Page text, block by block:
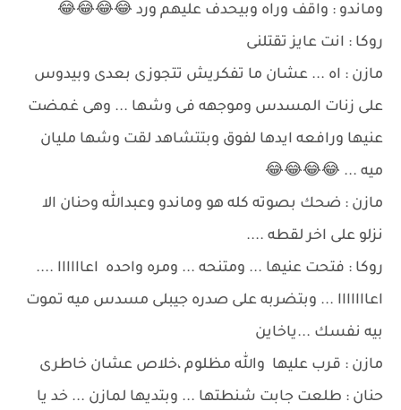
وماندو : واقف وراه وبيحدف عليهم ورد 😂😂😂😂
روكا : انت عايز تقتلنى
مازن : اه ... عشان ما تفكريش تتجوزى بعدى وبيدوس
على زنات المسدس وموجهه فى وشها ... وهى غمضت
عنيها ورافعه ايدها لفوق وبتتشاهد لقت وشها مليان
ميه ... 😂😂😂😂
مازن : ضحك بصوته كله هو وماندو وعبدالله وحنان الا
نزلو على اخر لقطه ....
روكا : فتحت عنيها ... ومتنحه ... ومره واحده اعاااااا ....
اعااااااا ... وبتضربه على صدره جيبلى مسدس ميه تموت
بيه نفسك ...ياخاين
مازن : قرب عليها والله مظلوم ،خلاص عشان خاطرى
حنان : طلعت جابت شنطتها ... وبتديها لمازن ... خد يا